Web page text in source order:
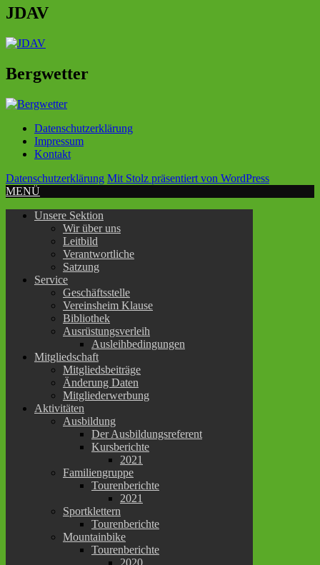
JDAV
Bergwetter
Datenschutzerklärung
Impressum
Kontakt
Datenschutzerklärung Mit Stolz präsentiert von WordPress
MENÜ
Unsere Sektion
Wir über uns
Leitbild
Verantwortliche
Satzung
Service
Geschäftsstelle
Vereinsheim Klause
Bibliothek
Ausrüstungsverleih
Ausleihbedingungen
Mitgliedschaft
Mitgliedsbeiträge
Änderung Daten
Mitgliederwerbung
Aktivitäten
Ausbildung
Der Ausbildungsreferent
Kursberichte
2021
Familiengruppe
Tourenberichte
2021
Sportklettern
Tourenberichte
Mountainbike
Tourenberichte